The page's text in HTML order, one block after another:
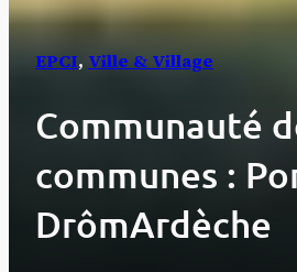
EPCI, Ville & Village
Communauté
communes :
DrômArdèche